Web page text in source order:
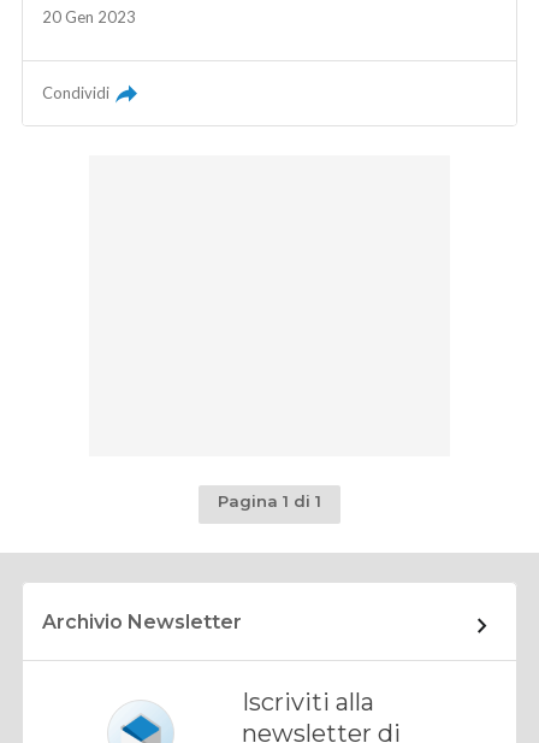
20 Gen 2023
Condividi
Pagina 1 di 1
Archivio Newsletter
Iscriviti alla
newsletter di